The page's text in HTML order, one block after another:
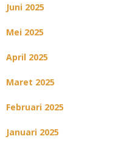
Juni 2025
Mei 2025
April 2025
Maret 2025
Februari 2025
Januari 2025